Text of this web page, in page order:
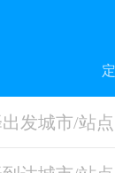
发城市/站点